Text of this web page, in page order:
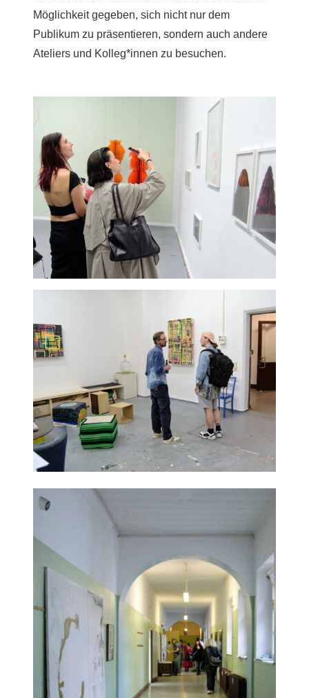
Möglichkeit gegeben, sich nicht nur dem
Publikum zu präsentieren, sondern auch andere
Ateliers und Kolleg*innen zu besuchen.